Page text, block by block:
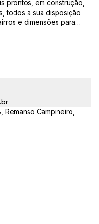
prontos, em construção,
todos a sua disposição
e dimensões para
terrenos, salas
Remanso Campineiro,